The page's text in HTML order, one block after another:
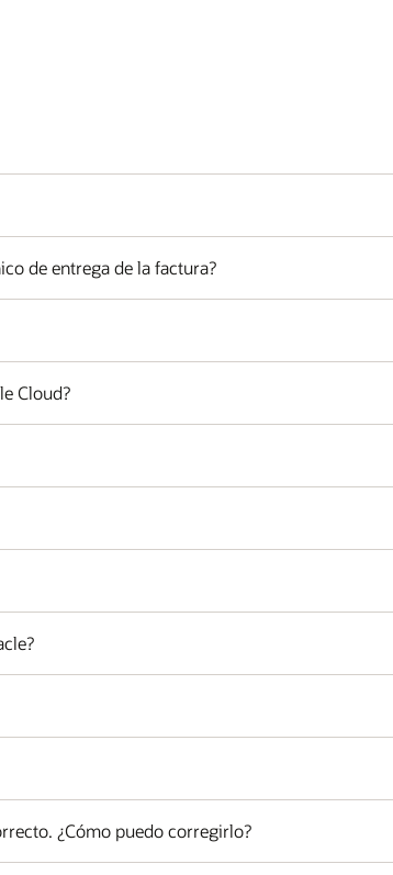
de entrega de la factura?
Cloud?
¿Cómo puedo corregirlo?